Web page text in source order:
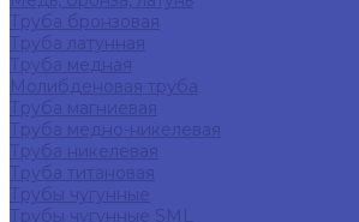
Труба бронзовая
Труба латунная
Труба медная
Молибденовая труба
Труба магниевая
Труба медно-никелевая
Труба никелевая
Труба титановая
Трубы чугунные
Трубы чугунные SML